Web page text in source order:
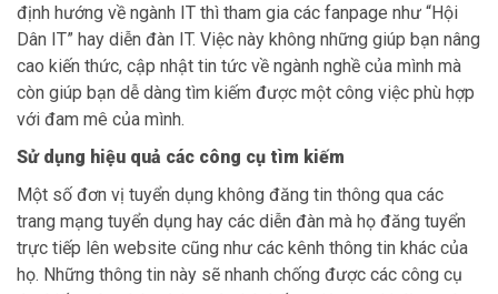
định hướng về ngành IT thì tham gia các fanpage như “Hội
Dân IT” hay diễn đàn IT. Việc này không những giúp bạn nâng
cao kiến thức, cập nhật tin tức về ngành nghề của mình mà
còn giúp bạn dễ dàng tìm kiếm được một công việc phù hợp
với đam mê của mình.
Sử dụng hiệu quả các công cụ tìm kiếm
Một số đơn vị tuyển dụng không đăng tin thông qua các
trang mạng tuyển dụng hay các diễn đàn mà họ đăng tuyển
trực tiếp lên website cũng như các kênh thông tin khác của
họ. Những thông tin này sẽ nhanh chống được các công cụ